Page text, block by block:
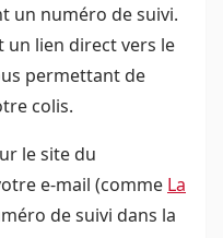
un numéro de suivi.
un lien direct vers le
permettant de
colis.
le site du
e-mail (comme La
de suivi dans la